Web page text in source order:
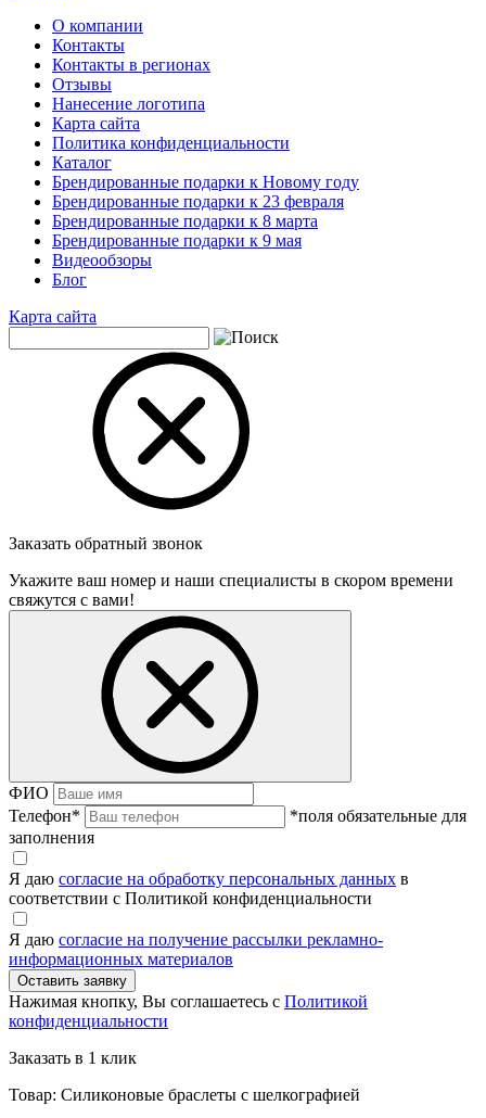
О компании
Контакты
Контакты в регионах
Отзывы
Нанесение логотипа
Карта сайта
Политика конфиденциальности
Каталог
Брендированные подарки к Новому году
Брендированные подарки к 23 февраля
Брендированные подарки к 8 марта
Брендированные подарки к 9 мая
Видеообзоры
Блог
Карта сайта
Заказать обратный звонок
Укажите ваш номер и наши специалисты в скором времени
свяжутся с вами!
ФИО
Телефон*
*поля обязательные для
заполнения
Я даю согласие на обработку персональных данных в
соответствии с Политикой конфиденциальности
Я даю согласие на получение рассылки рекламно-
информационных материалов
Нажимая кнопку, Вы соглашаетесь с Политикой
конфиденциальности
Заказать в 1 клик
Товар: Силиконовые браслеты с шелкографией